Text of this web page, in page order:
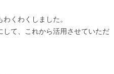
くわくしました。
て、これから活用させていただ